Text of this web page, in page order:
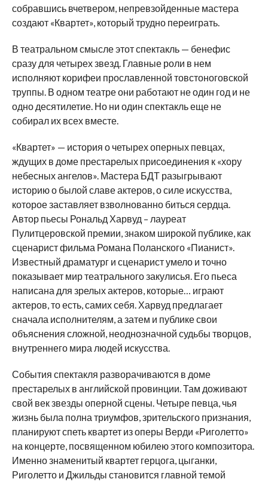
собравшись вчетвером, непревзойденные мастера
создают «Квартет», который трудно переиграть.
В театральном смысле этот спектакль — бенефис
сразу для четырех звезд. Главные роли в нем
исполняют корифеи прославленной товстоноговской
труппы. В одном театре они работают не один год и не
одно десятилетие. Но ни один спектакль еще не
собирал их всех вместе.
«Квартет» — история о четырех оперных певцах,
ждущих в доме престарелых присоединения к «хору
небесных ангелов». Мастера БДТ разыгрывают
историю о былой славе актеров, о силе искусства,
которое заставляет взволнованно биться сердца.
Автор пьесы Рональд Харвуд – лауреат
Пулитцеровской премии, знаком широкой публике, как
сценарист фильма Романа Поланского «Пианист».
Известный драматург и сценарист умело и точно
показывает мир театрального закулисья. Его пьеса
написана для зрелых актеров, которые… играют
актеров, то есть, самих себя. Харвуд предлагает
сначала исполнителям, а затем и публике свои
объяснения сложной, неоднозначной судьбы творцов,
внутреннего мира людей искусства.
События спектакля разворачиваются в доме
престарелых в английской провинции. Там доживают
свой век звезды оперной сцены. Четыре певца, чья
жизнь была полна триумфов, зрительского признания,
планируют спеть квартет из оперы Верди «Риголетто»
на концерте, посвященном юбилею этого композитора.
Именно знаменитый квартет герцога, цыганки,
Риголетто и Джильды становится главной темой